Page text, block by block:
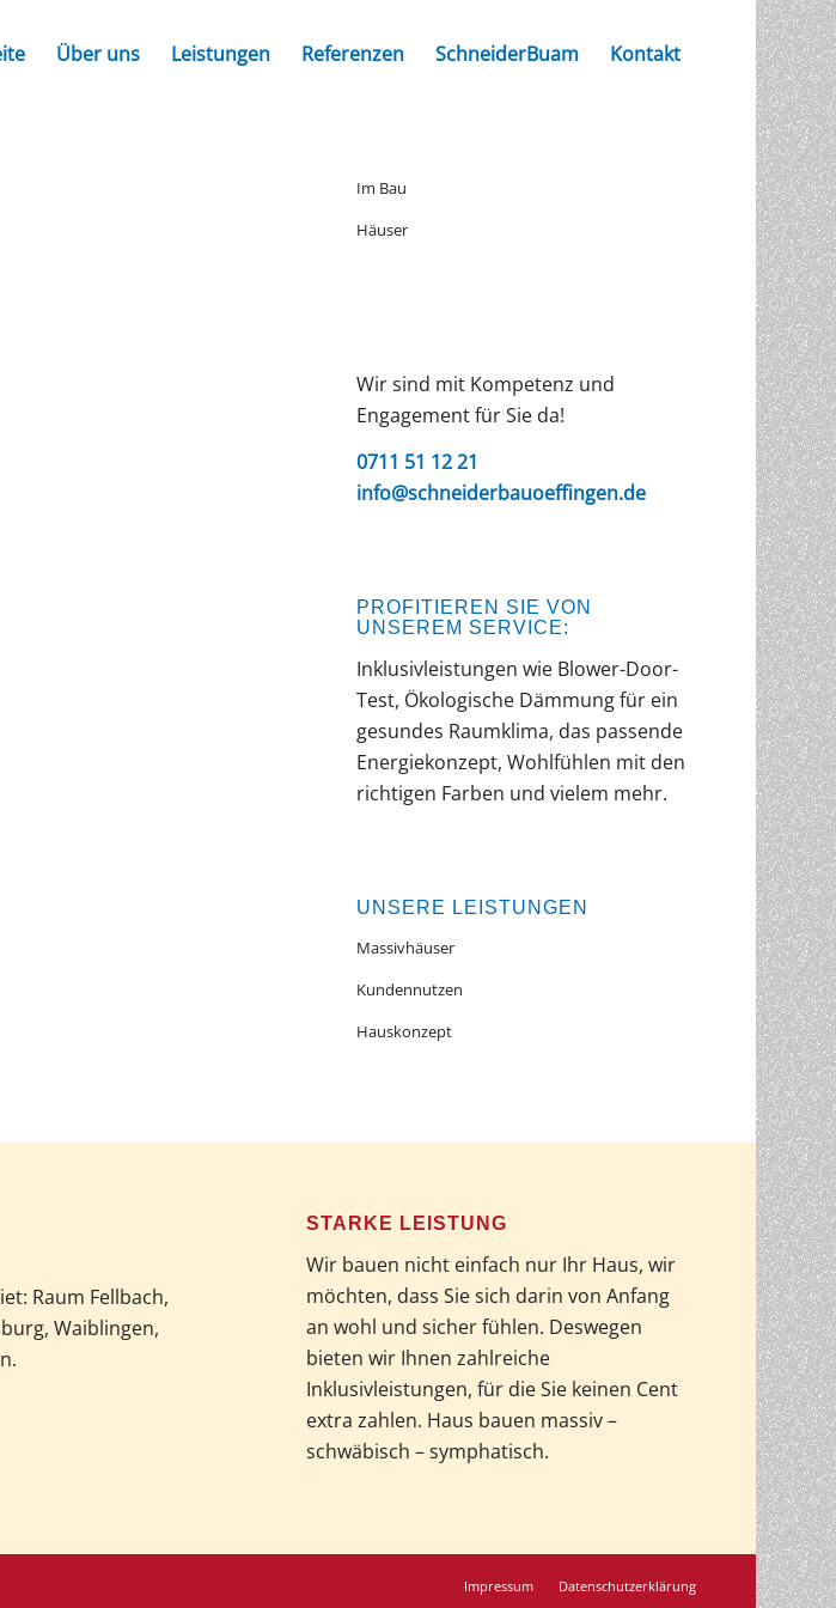
Über uns Leistungen Referenzen SchneiderBuam Kontakt
Im Bau
Häuser
Wir sind mit Kompetenz und
Engagement für Sie da!
0711 51 12 21
info@schneiderbauoeffingen.de
PROFITIEREN SIE VON
UNSEREM SERVICE:
Inklusivleistungen wie Blower-Door-
Test, Ökologische Dämmung für ein
gesundes Raumklima, das passende
Energiekonzept, Wohlfühlen mit den
richtigen Farben und vielem mehr.
UNSERE LEISTUNGEN
Massivhäuser
Kundennutzen
Hauskonzept
Raum Fellbach,
Waiblingen,
STARKE LEISTUNG
Wir bauen nicht einfach nur Ihr Haus, wir
möchten, dass Sie sich darin von Anfang
an wohl und sicher fühlen. Deswegen
bieten wir Ihnen zahlreiche
Inklusivleistungen, für die Sie keinen Cent
extra zahlen. Haus bauen massiv –
schwäbisch – symphatisch.
Impressum Datenschutzerklärung